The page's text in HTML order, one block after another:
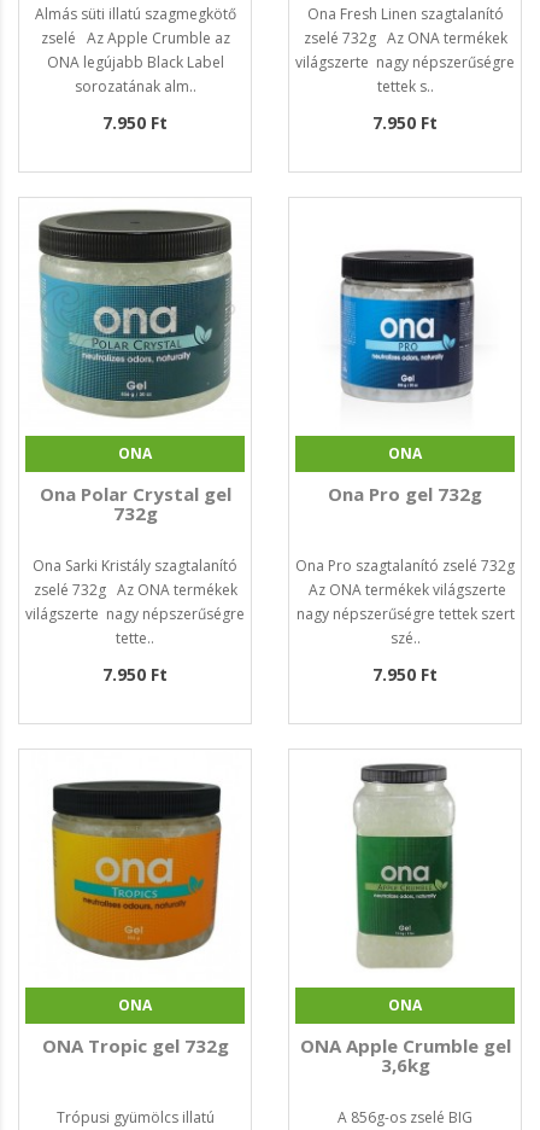
Almás süti illatú szagmegkötő
zselé Az Apple Crumble az
ONA legújabb Black Label
sorozatának alm..
7.950 Ft
Ona Fresh Linen szagtalanító
zselé 732g Az ONA termékek
világszerte nagy népszerűségre
tettek s..
7.950 Ft
ONA
Ona Polar Crystal gel
732g
Ona Sarki Kristály szagtalanító
zselé 732g Az ONA termékek
világszerte nagy népszerűségre
tette..
7.950 Ft
ONA
Ona Pro gel 732g
Ona Pro szagtalanító zselé 732g
Az ONA termékek világszerte
nagy népszerűségre tettek szert
szé..
7.950 Ft
ONA
ONA Tropic gel 732g
Trópusi gyümölcs illatú
ONA
ONA Apple Crumble gel
3,6kg
A 856g-os zselé BIG